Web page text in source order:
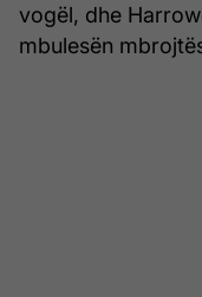
vogël, dhe
mbulesën